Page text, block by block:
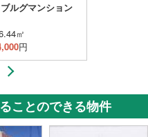
ルグマンション
㎡
円
ことのできる物件